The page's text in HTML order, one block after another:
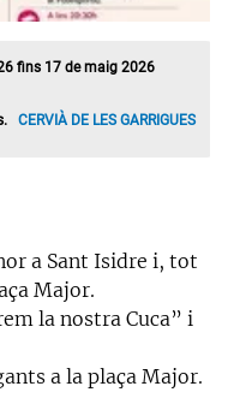
fins 17 de maig 2026
CERVIÀ DE LES GARRIGUES
a Sant Isidre i, tot
Major.
la nostra Cuca” i
a la plaça Major.